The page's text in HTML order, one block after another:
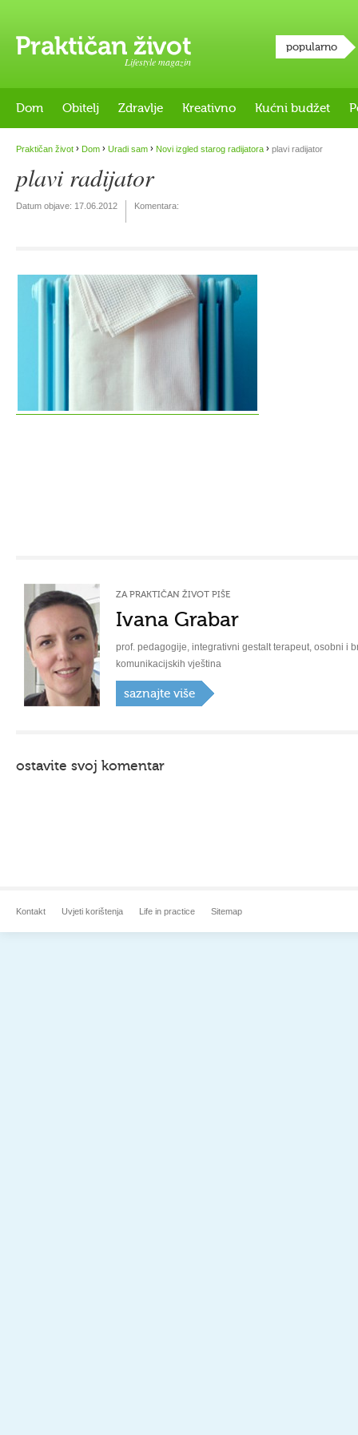
Lifestyle magazin
popularno
Dom Obitelj Zdravlje Kreativno Kućni budžet
Praktičan život › Dom › Uradi sam › Novi izgled starog radijatora › plavi radijator
plavi radijator
Datum objave: 17.06.2012 Komentara:
ZA PRAKTIČAN ŽIVOT PIŠE
Ivana Grabar
prof. pedagogije, integrativni gestalt terapeut, osobni i
komunikacijskih vještina
saznajte više
ostavite svoj komentar
Kontakt Uvjeti korištenja Life in practice Sitemap